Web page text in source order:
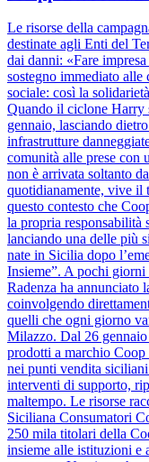
Le risorse della
destinate agli Enti del
dai danni: «Fare
sostegno immediato alle
sociale: così la
Quando il ciclone Harry
gennaio, lasciando
infrastrutture
comunità alle prese con
non è arrivata soltanto
quotidianamente, vive il
questo contesto che
la propria responsabilità
lanciando una delle più
nate in Sicilia dopo
Insieme”. A pochi
Radenza ha annunciato
coinvolgendo
quelli che ogni giorno
Milazzo. Dal 26
prodotti a marchio Coop
nei punti vendita
interventi di supporto,
maltempo. Le risorse
Siciliana Consumatori
250 mila titolari della
insieme alle istituzioni e